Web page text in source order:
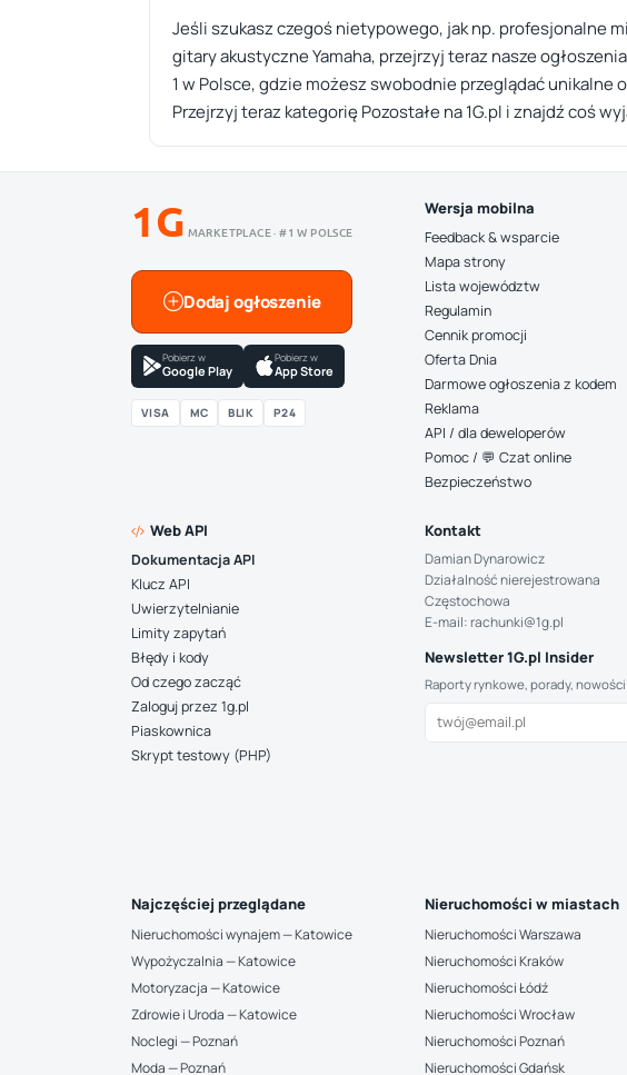
Jeśli szukasz czegoś nietypowego, jak np. profesjonalne
gitary akustyczne Yamaha, przejrzyj teraz nasze
1 w Polsce, gdzie możesz swobodnie przeglądać
Przejrzyj teraz kategorię Pozostałe na 1G.pl i znajdź coś
1G MARKETPLACE · #1 W POLSCE
Dodaj ogłoszenie
Pobierz w
Google Play
Pobierz w
App Store
VISA MC BLIK P24
Wersja mobilna
Feedback & wsparcie
Mapa strony
Lista województw
Regulamin
Cennik promocji
Oferta Dnia
Darmowe ogłoszenia z kodem
Reklama
API / dla deweloperów
Pomoc / 💬 Czat online
Bezpieczeństwo
Web API
Dokumentacja API
Klucz API
Uwierzytelnianie
Limity zapytań
Błędy i kody
Od czego zacząć
Zaloguj przez 1g.pl
Piaskownica
Skrypt testowy (PHP)
Kontakt
Damian Dynarowicz
Działalność nierejestrowana
Częstochowa
E-mail: rachunki@1g.pl
Newsletter 1G.pl Insider
Raporty rynkowe, porady, nowości.
Najczęściej przeglądane
Nieruchomości wynajem — Katowice
Wypożyczalnia — Katowice
Motoryzacja — Katowice
Zdrowie i Uroda — Katowice
Noclegi — Poznań
Moda — Poznań
Nieruchomości w miastach
Nieruchomości Warszawa
Nieruchomości Kraków
Nieruchomości Łódź
Nieruchomości Wrocław
Nieruchomości Poznań
Nieruchomości Gdańsk